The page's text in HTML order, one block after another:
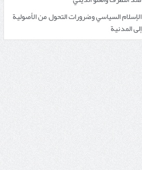
الإسلام السياسي وضرورات التحول من الأصولية
إلى المدنية